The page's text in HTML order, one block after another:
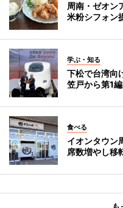
周南・ゼオ
米粉シフォン
学ぶ・知る
下松で台湾
笠戸から第1
食べる
イオンタウン
席数増やし移